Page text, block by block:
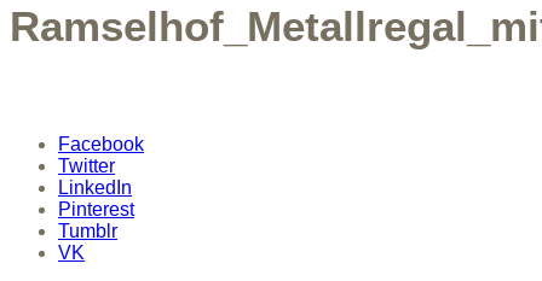
Facebook
Twitter
LinkedIn
Pinterest
Tumblr
VK